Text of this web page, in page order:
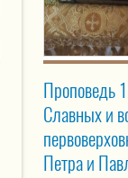
Проповедь
Славных и
Петра и